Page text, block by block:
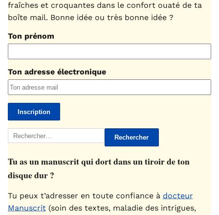
fraîches et croquantes dans le confort ouaté de ta
boîte mail. Bonne idée ou très bonne idée ?
Ton prénom
Ton adresse électronique
Rechercher :
Tu as un manuscrit qui dort dans un tiroir de ton
disque dur ?
Tu peux t’adresser en toute confiance à docteur
Manuscrit (soin des textes, maladie des intrigues,